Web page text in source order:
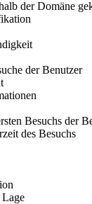
der Domäne
der Benutzer
Besuchs der
des Besuchs
Lage